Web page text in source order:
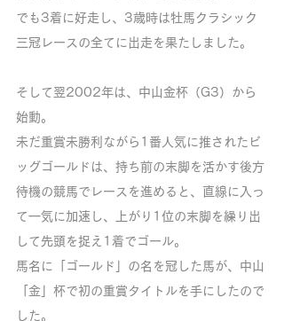
でも3着に好走し、3歳時は牡馬クラシック
三冠レースの全てに出走を果たしました。
そして翌2002年は、中山金杯（G3）から
始動。
未だ重賞未勝利ながら1番人気に推されたビ
ッグゴールドは、持ち前の末脚を活かす後方
待機の競馬でレースを進めると、直線に入っ
て一気に加速し、上がり1位の末脚を繰り出
して先頭を捉え1着でゴール。
馬名に「ゴールド」の名を冠した馬が、中山
「金」杯で初の重賞タイトルを手にしたので
した。